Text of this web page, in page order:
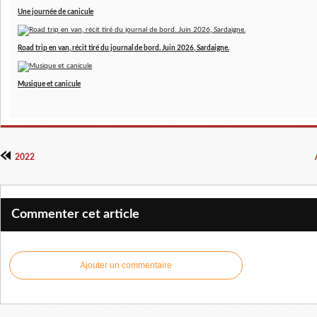
Une journée de canicule
Road trip en van, récit tiré du journal de bord. Juin 2026, Sardaigne.
Musique et canicule
2022
Commenter cet article
Ajouter un commentaire